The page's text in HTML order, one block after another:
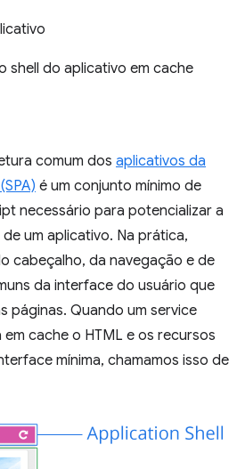
shell do aplicativo em cache
comum dos aplicativos da
é um conjunto mínimo de
necessário para potencializar a
um aplicativo. Na prática,
cabeçalho, da navegação e de
da interface do usuário que
páginas. Quando um service
cache o HTML e os recursos
mínima, chamamos isso de